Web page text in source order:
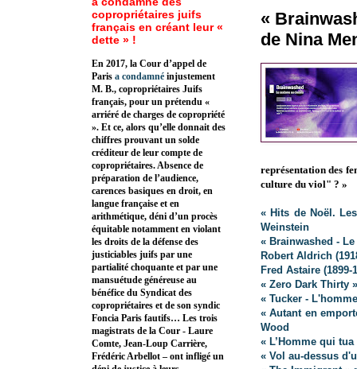
«
de Nina
représentation des
culture du viol" ? »
« Hits de Noël.
Weinstein
« Brainwashed -
Robert Aldrich
Fred Astaire (1899-
« Zero Dark Thirty
« Tucker -
« Autant en
Wood
« L’Homme qui
« Vol au-dessus
copropriétaires juifs
français en créant leur «
dette » !
En 2017, la Cour d’appel de
Paris a condamné injustement
M. B., copropriétaires Juifs
français, pour un prétendu «
arriéré de charges de copropriété
». Et ce, alors qu’elle donnait des
chiffres prouvant un solde
créditeur de leur compte de
copropriétaires. Absence de
préparation de l’audience,
carences basiques en droit, en
langue française et en
arithmétique, déni d’un procès
équitable notamment en violant
les droits de la défense des
justiciables juifs par une
partialité choquante et par une
mansuétude généreuse au
bénéfice du Syndicat des
copropriétaires et de son syndic
Foncia Paris fautifs… Les trois
magistrats de la Cour - Laure
Comte, Jean-Loup Carrière,
Frédéric Arbellot – ont infligé un